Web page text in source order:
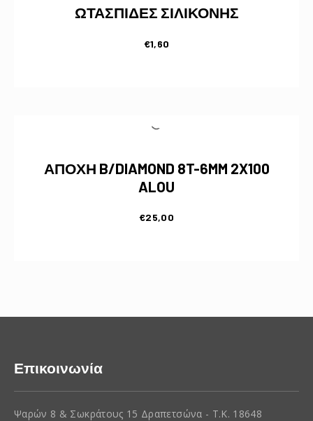
ΩΤΑΣΠΙΔΕΣ ΣΙΛΙΚΟΝΗΣ
€1,60
ΑΠΟΧΗ B/DIAMOND 8T-6MM 2X100
ALOU
€25,00
Επικοινωνία
Ψαρών 8 & Σωκράτους 15 Δραπετσώνα - Τ.Κ. 18648